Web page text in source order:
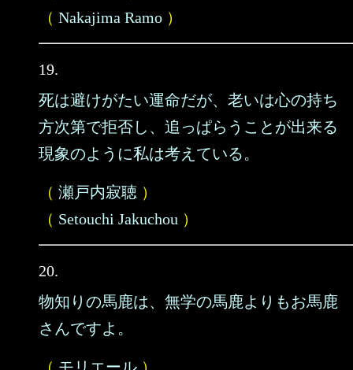
（ Nakajima Ramo ）
19.
死は避けがたい運命だが、老いは心の持ち
方次第で拒否し、追っぱらうことが出来る
現象のように私は考えている。
（ 瀬戸内寂聴 ）
（ Setouchi Jakuchou ）
20.
物知りの馬鹿は、無学の馬鹿よりもお馬鹿
さんですよ。